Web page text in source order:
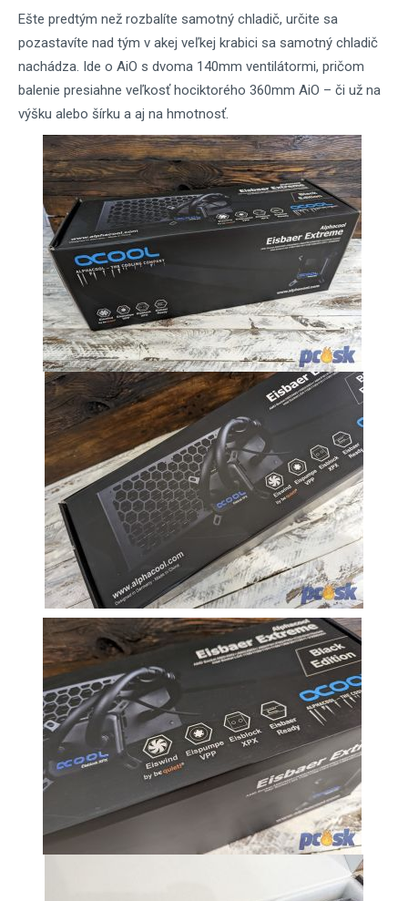
Ešte predtým než rozbalíte samotný chladič, určite sa
pozastavíte nad tým v akej veľkej krabici sa samotný chladič
nachádza. Ide o AiO s dvoma 140mm ventilátormi, pričom
balenie presiahne veľkosť hociktorého 360mm AiO – či už na
výšku alebo šírku a aj na hmotnosť.